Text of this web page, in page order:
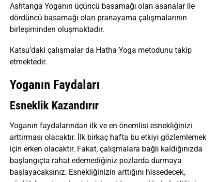
Ashtanga Yoganın üçüncü basamağı olan asanalar ile
dördüncü basamağı olan pranayama çalışmalarının
birleşiminden oluşmaktadır.
Katsu’daki çalışmalar da Hatha Yoga metodunu takip
etmektedir.
Yoganın Faydaları
Esneklik Kazandırır
Yoganın faydalarından ilk ve en önemlisi esnekliğinizi
arttırması olacaktır. İlk birkaç hafta bu etkiyi gözlemlemek
için erken olacaktır. Fakat, çalışmalara bağlı kaldığınızda
başlangıçta rahat edemediğiniz pozlarda durmaya
başlayacaksınız. Esnekliğinizin arttığını hissedecek,